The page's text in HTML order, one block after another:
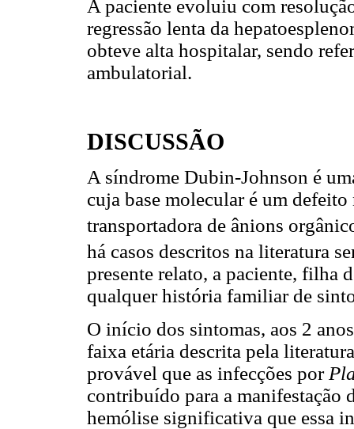
A paciente evoluiu com
regressão lenta da
obteve alta hospitalar, sendo
ambulatorial.
DISCUSSÃO
A síndrome Dubin-Johnson é
cuja base molecular é um
transportadora de ânions
há casos descritos na literatura
presente relato, a paciente, filha
qualquer história familiar de
O início dos sintomas, aos 2
faixa etária descrita pela
provável que as infecções por
contribuído para a manifestação
hemólise significativa que essa